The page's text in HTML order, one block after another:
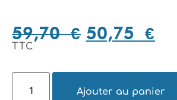
59,70€ 50,75 €
TTC
Ajouter au panier